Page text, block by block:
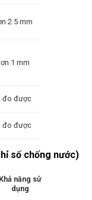
2.5 mm
1 mm
đo được
đo được
số chống nước)
Khả năng sử
dụng